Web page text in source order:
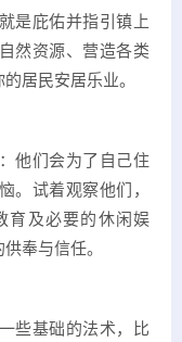
是庇佑并指引镇上
然资源、营造各类
居民安居乐业。
他们会为了自己住
。试着观察他们，
育及必要的休闲娱
奉与信任。
些基础的法术，比